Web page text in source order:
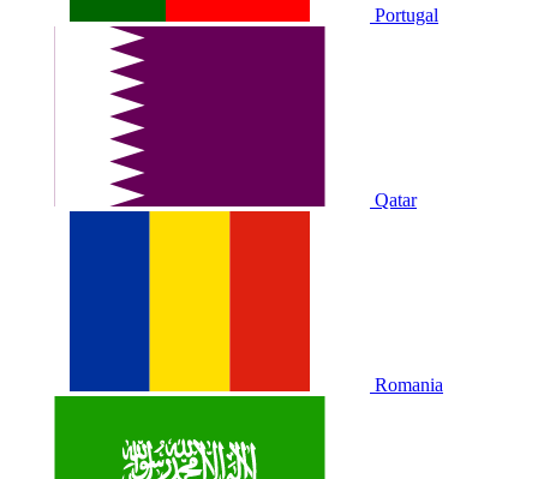
Portugal
Qatar
Romania